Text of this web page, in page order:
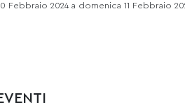
Febbraio 2024 a domenica 11 Febbraio